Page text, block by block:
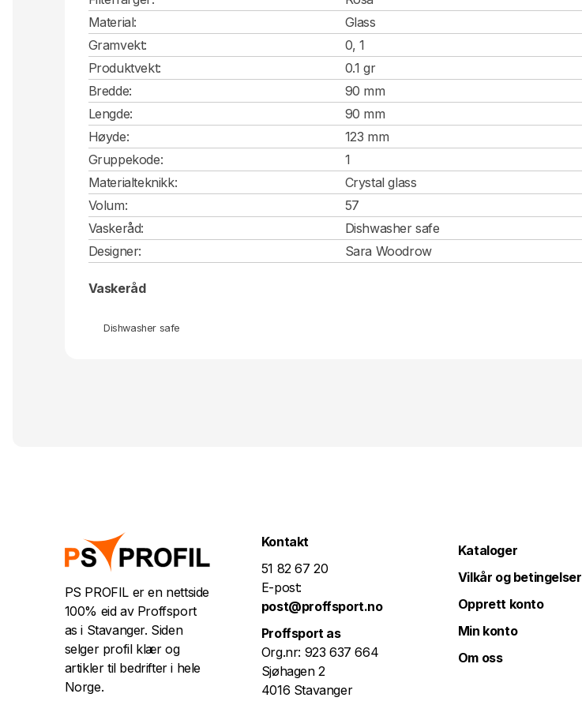
Material:
Glass
Gramvekt:
0, 1
Produktvekt:
0.1 gr
Bredde:
90 mm
Lengde:
90 mm
Høyde:
123 mm
Gruppekode:
1
Materialteknikk:
Crystal glass
Volum:
57
Vaskeråd:
Dishwasher safe
Designer:
Sara Woodrow
Vaskeråd
Dishwasher safe
PS PROFIL er en nettside
100% eid av Proffsport
as i Stavanger. Siden
selger profil klær og
artikler til bedrifter i hele
Norge.
Kontakt
51 82 67 20
E-post:
post@proffsport.no
Proffsport as
Org.nr: 923 637 664
Sjøhagen 2
4016 Stavanger
Kataloger
Vilkår og betingelser
Opprett konto
Min konto
Om oss